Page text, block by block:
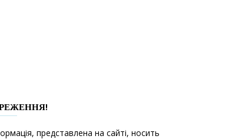
представлена на сайті, носить